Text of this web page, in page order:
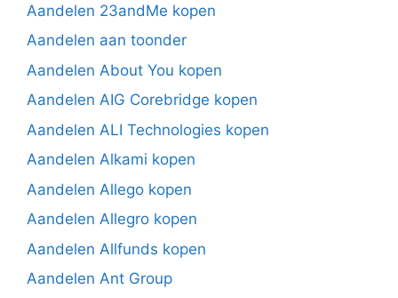
Aandelen 23andMe kopen
Aandelen aan toonder
Aandelen About You kopen
Aandelen AIG Corebridge kopen
Aandelen ALI Technologies kopen
Aandelen Alkami kopen
Aandelen Allego kopen
Aandelen Allegro kopen
Aandelen Allfunds kopen
Aandelen Ant Group